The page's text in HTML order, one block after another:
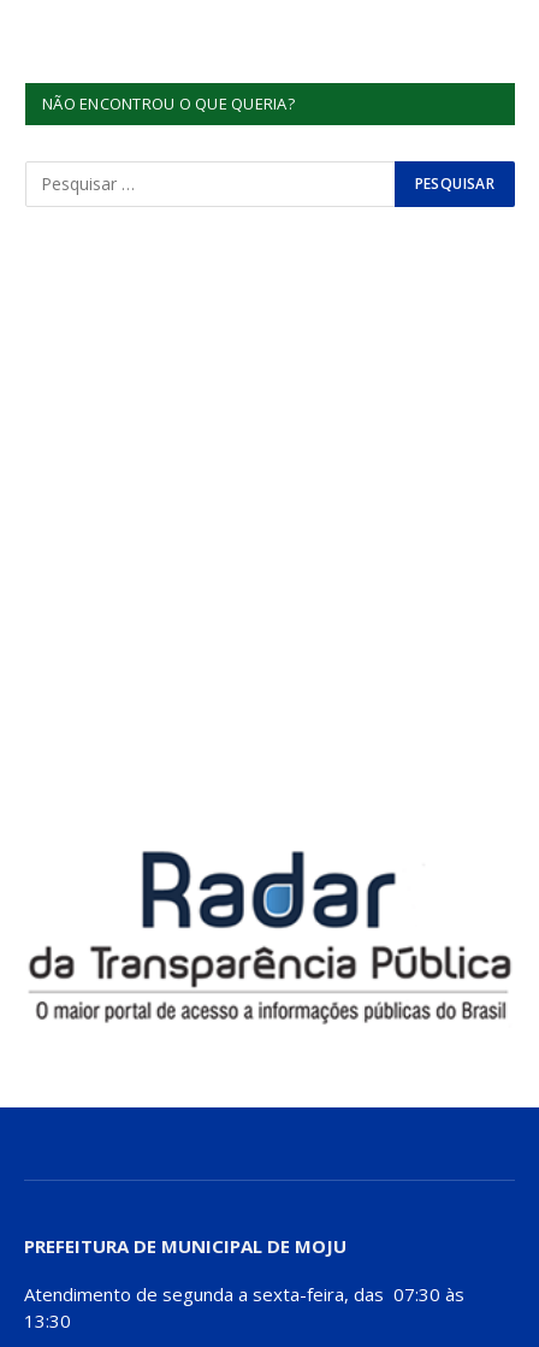
NÃO ENCONTROU O QUE QUERIA?
PREFEITURA DE MUNICIPAL DE MOJU
Atendimento de segunda a sexta-feira, das 07:30 às
13:30